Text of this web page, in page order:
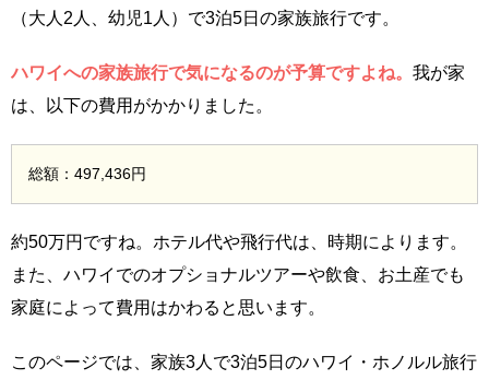
（大人2人、幼児1人）で3泊5日の家族旅行です。
ハワイへの家族旅行で気になるのが予算ですよね。 我が家
は、以下の費用がかかりました。
総額：497,436円
約50万円ですね。ホテル代や飛行代は、時期によります。
また、ハワイでのオプショナルツアーや飲食、お土産でも
家庭によって費用はかわると思います。
このページでは、家族3人で3泊5日のハワイ・ホノルル旅行